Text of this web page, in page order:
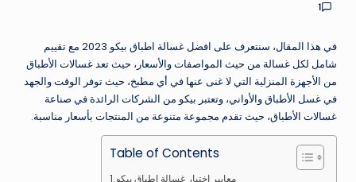
1
في هذا المقال، سنتعرف على افضل غسالة اطباق بيكو 2023 مع تقييم
شامل لكل غسالة من حيث المواصفات والأسعار، حيث تعد غسالات الأطباق
من الأجهزة المنزلية التي لا غنى عنها في أي مطبخ، حيث توفر الوقت والجهد
في غسل الأطباق والأواني، وتعتبر بيكو من الشركات الرائدة في صناعة
غسالات الأطباق، حيث تقدم مجموعة متنوعة من المنتجات بأسعار مناسبة.
Table of Contents
معايير اختيار غسالة اطباق بيكو